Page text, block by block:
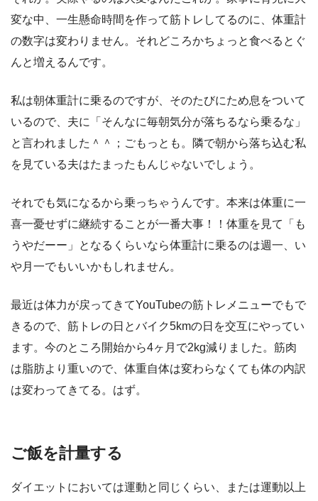
変な中、一生懸命時間を作って筋トレしてるのに、体重計
の数字は変わりません。それどころかちょっと食べるとぐ
んと増えるんです。
私は朝体重計に乗るのですが、そのたびにため息をついて
いるので、夫に「そんなに毎朝気分が落ちるなら乗るな」
と言われました＾＾；ごもっとも。隣で朝から落ち込む私
を見ている夫はたまったもんじゃないでしょう。
それでも気になるから乗っちゃうんです。本来は体重に一
喜一憂せずに継続することが一番大事！！体重を見て「も
うやだーー」となるくらいなら体重計に乗るのは週一、い
や月一でもいいかもしれません。
最近は体力が戻ってきてYouTubeの筋トレメニューでもで
きるので、筋トレの日とバイク5kmの日を交互にやってい
ます。今のところ開始から4ヶ月で2kg減りました。筋肉
は脂肪より重いので、体重自体は変わらなくても体の内訳
は変わってきてる。はず。
ご飯を計量する
ダイエットにおいては運動と同じくらい、または運動以上